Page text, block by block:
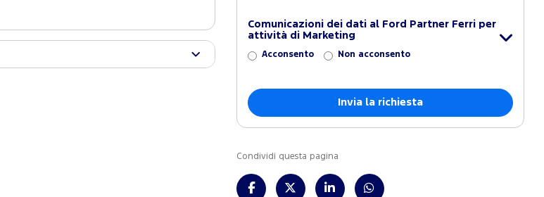
Comunicazioni dei dati al Ford Partner Ferri per
attività di Marketing
Acconsento Non acconsento
Condividi questa pagina